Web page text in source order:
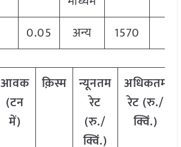
0.05 अन्य 1570
आवक
(टन
में)
क़िस्म
न्यूनतम
रेट
(रु./
क्विं.)
अधिकतम
रेट (रु./
क्विं.)